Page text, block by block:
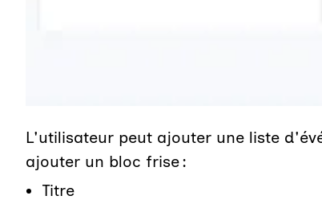
L'utilisateur peut ajouter une liste
ajouter un bloc frise :
Titre